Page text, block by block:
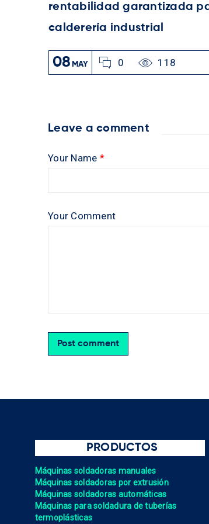
rentabilidad garantizada
calderería industrial
08 MAY 0 118
Leave a comment
Your Name *
Your Comment
Post comment
PRODUCTOS
Máquinas soldadoras manuales
Máquinas soldadoras por extrusión
Máquinas soldadoras automáticas
Máquinas para soldadura de tuberías
termoplásticas